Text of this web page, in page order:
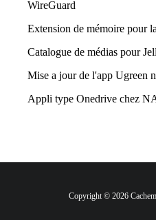
WireGuard
Extension de mémoire pour
Catalogue de médias pour
Mise a jour de l'app Ugreen
Appli type Onedrive chez
Copyright © 2026